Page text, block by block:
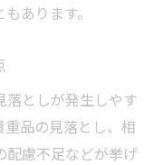
あります。
落としが発生しやす
品の見落とし、相
配慮不足などが挙げ